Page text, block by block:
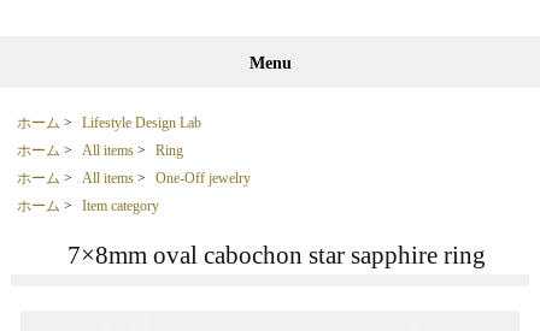
Menu
ホーム >
Lifestyle Design Lab
ホーム > All items >
Ring
ホーム > All items >
One-Off jewelry
ホーム > Item category
7×8mm oval cabochon star sapphire ring